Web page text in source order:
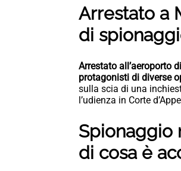
Arrestato a
di
Arrestato all’aeroporto
protagonisti di diverse
sulla scia di una
l’udienza in Corte
Spionaggio
di cosa è